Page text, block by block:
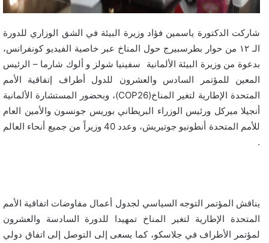
شاركت الدكتورة ياسمين فؤاد وزيرة البيئة في الشق الوزاري للدورة
الـ ١٢ من حوار بطرسبيرج حول المناخ عبر خاصية الفيديو كونفرانس،
بدعوة من وزيرة البيئة الألمانية سفينيا شولز و ألوك شارما – الرئيس
المعين للمؤتمر السادس والعشرون للدول أطراف إتفاقية الأمم
المتحدة الإطارية لتغير المناخ(COP26)، وبحضور المستشارة الألمانية
أنجيلا ميركل ورئيس الوزراء البريطاني بوريس جونسون والأمين العام
للأمم المتحدة أنطونيو جوتيريش، وعدد 40 وزيراً من جميع أنحاء العالم
.
يناقش المؤتمر التوجه السياسي لجدول أعمال مفاوضات اتفاقية الأمم
المتحدة الإطارية لتغير المناخ تمهيدا للدورة السادسة والعشرون
لمؤتمر الأطراف في جلاسكو، كما يسعى إلى التوصل إلى اتفاق دولي